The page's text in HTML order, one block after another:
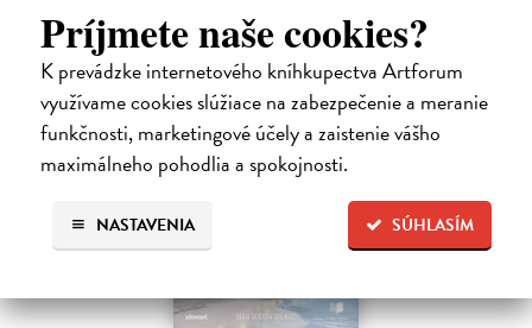
Príjmete naše cookies?
K prevádzke internetového kníhkupectva Artforum
využívame cookies slúžiace na zabezpečenie a meranie
funkčnosti, marketingové účely a zaistenie vášho
maximálneho pohodlia a spokojnosti.
SÚHLASÍM
NASTAVENIA
E-AUDIO